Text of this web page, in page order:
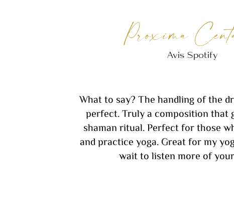
Proxima
Avis Spotify
What to say? The handling of the
perfect. Truly a composition that
shaman ritual. Perfect for those
and practice yoga. Great for my
wait to listen more of